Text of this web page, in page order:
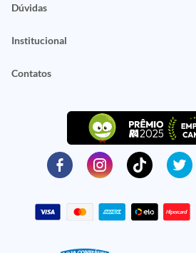
Dúvidas
Institucional
Contatos